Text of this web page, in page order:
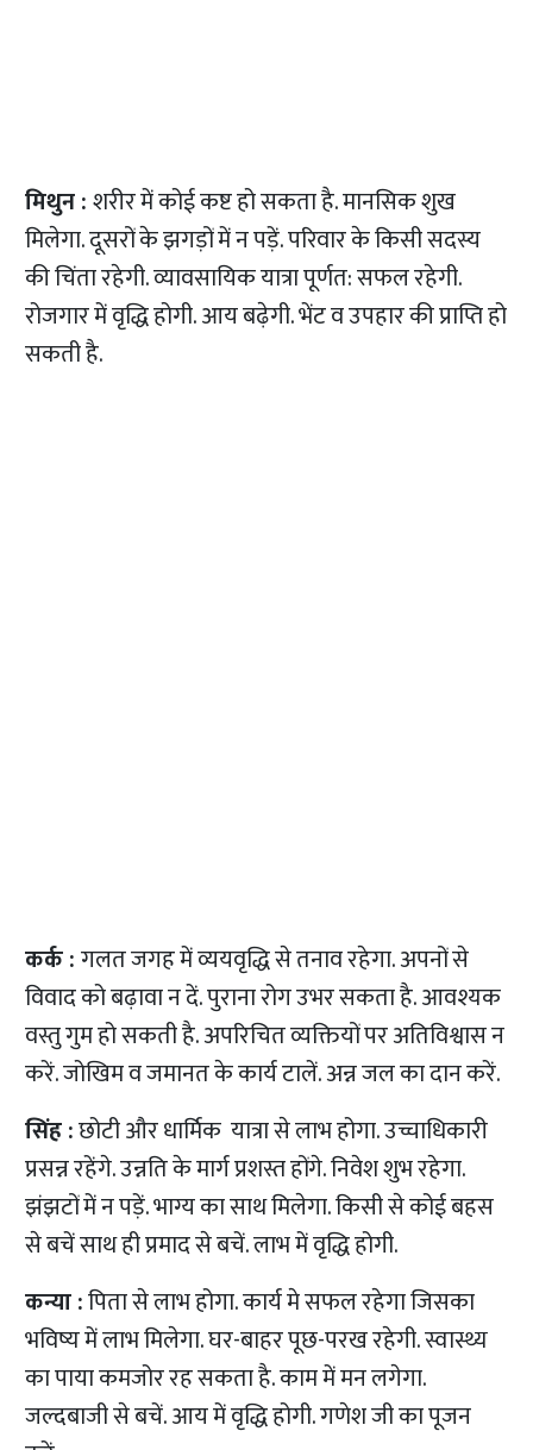
मिथुन :शरीर में कोई कष्ट हो सकता है. मानसिक शुख
मिलेगा. दूसरों के झगड़ों में न पड़ें. परिवार के किसी सदस्य
की चिंता रहेगी. व्यावसायिक यात्रा पूर्णत: सफल रहेगी.
रोजगार में वृद्धि होगी. आय बढ़ेगी. भेंट व उपहार की प्राप्ति हो
सकती है.
कर्क :गलत जगह में व्ययवृद्धि से तनाव रहेगा. अपनों से
विवाद को बढ़ावा न दें. पुराना रोग उभर सकता है. आवश्यक
वस्तु गुम हो सकती है. अपरिचित व्यक्तियों पर अतिविश्वास न
करें. जोखिम व जमानत के कार्य टालें. अन्न जल का दान करें.
सिंह :छोटी और धार्मिक यात्रा से लाभ होगा. उच्चाधिकारी
प्रसन्न रहेंगे. उन्नति के मार्ग प्रशस्त होंगे. निवेश शुभ रहेगा.
झंझटों में न पड़ें. भाग्य का साथ मिलेगा. किसी से कोई बहस
से बचें साथ ही प्रमाद से बचें. लाभ में वृद्धि होगी.
कन्या :पिता से लाभ होगा. कार्य मे सफल रहेगा जिसका
भविष्य में लाभ मिलेगा. घर-बाहर पूछ-परख रहेगी. स्वास्थ्य
का पाया कमजोर रह सकता है. काम में मन लगेगा.
जल्दबाजी से बचें. आय में वृद्धि होगी. गणेश जी का पूजन